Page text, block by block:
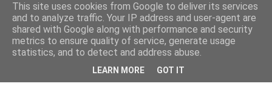
This site uses cookies from Google to deliver its services
and to analyze traffic. Your IP address and user-agent are
shared with Google along with performance and security
metrics to ensure quality of service, generate usage
statistics, and to detect and address abuse.
LEARN MORE GOT IT